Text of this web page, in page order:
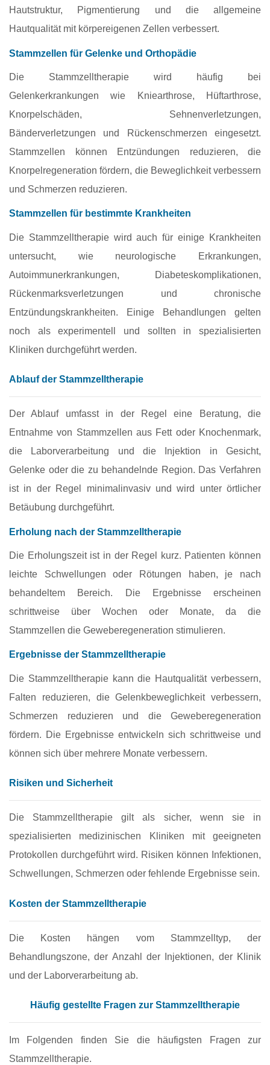
Hautstruktur, Pigmentierung und die allgemeine
Hautqualität mit körpereigenen Zellen verbessert.
Stammzellen für Gelenke und Orthopädie
Die Stammzelltherapie wird häufig bei
Gelenkerkrankungen wie Kniearthrose, Hüftarthrose,
Knorpelschäden, Sehnenverletzungen,
Bänderverletzungen und Rückenschmerzen eingesetzt.
Stammzellen können Entzündungen reduzieren, die
Knorpelregeneration fördern, die Beweglichkeit verbessern
und Schmerzen reduzieren.
Stammzellen für bestimmte Krankheiten
Die Stammzelltherapie wird auch für einige Krankheiten
untersucht, wie neurologische Erkrankungen,
Autoimmunerkrankungen, Diabeteskomplikationen,
Rückenmarksverletzungen und chronische
Entzündungskrankheiten. Einige Behandlungen gelten
noch als experimentell und sollten in spezialisierten
Kliniken durchgeführt werden.
Ablauf der Stammzelltherapie
Der Ablauf umfasst in der Regel eine Beratung, die
Entnahme von Stammzellen aus Fett oder Knochenmark,
die Laborverarbeitung und die Injektion in Gesicht,
Gelenke oder die zu behandelnde Region. Das Verfahren
ist in der Regel minimalinvasiv und wird unter örtlicher
Betäubung durchgeführt.
Erholung nach der Stammzelltherapie
Die Erholungszeit ist in der Regel kurz. Patienten können
leichte Schwellungen oder Rötungen haben, je nach
behandeltem Bereich. Die Ergebnisse erscheinen
schrittweise über Wochen oder Monate, da die
Stammzellen die Geweberegeneration stimulieren.
Ergebnisse der Stammzelltherapie
Die Stammzelltherapie kann die Hautqualität verbessern,
Falten reduzieren, die Gelenkbeweglichkeit verbessern,
Schmerzen reduzieren und die Geweberegeneration
fördern. Die Ergebnisse entwickeln sich schrittweise und
können sich über mehrere Monate verbessern.
Risiken und Sicherheit
Die Stammzelltherapie gilt als sicher, wenn sie in
spezialisierten medizinischen Kliniken mit geeigneten
Protokollen durchgeführt wird. Risiken können Infektionen,
Schwellungen, Schmerzen oder fehlende Ergebnisse sein.
Kosten der Stammzelltherapie
Die Kosten hängen vom Stammzelltyp, der
Behandlungszone, der Anzahl der Injektionen, der Klinik
und der Laborverarbeitung ab.
Häufig gestellte Fragen zur Stammzelltherapie
Im Folgenden finden Sie die häufigsten Fragen zur
Stammzelltherapie.